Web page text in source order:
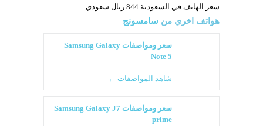
سعر الهاتف في السعودية 844 ريال سعودي.
هواتف اخري من سامسونج
سعر ومواصفات Samsung Galaxy
Note 5
شاهد المواصفات ←
سعر ومواصفات Samsung Galaxy J7
prime